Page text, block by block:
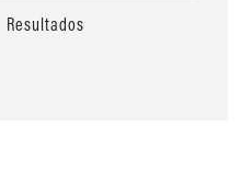
Resultados